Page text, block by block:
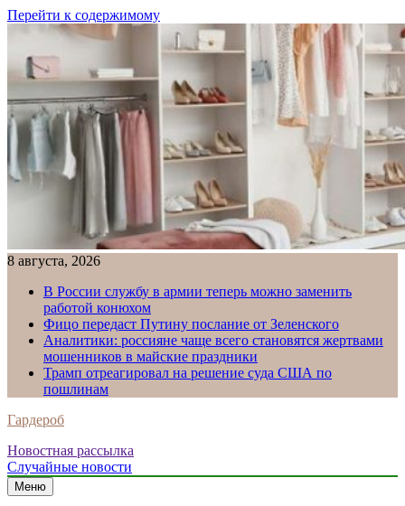
Перейти к содержимому
8 августа, 2026
В России службу в армии теперь можно заменить
работой конюхом
Фицо передаст Путину послание от Зеленского
Аналитики: россияне чаще всего становятся жертвами
мошенников в майские праздники
Трамп отреагировал на решение суда США по
пошлинам
Гардероб
Новостная рассылка
Случайные новости
Меню